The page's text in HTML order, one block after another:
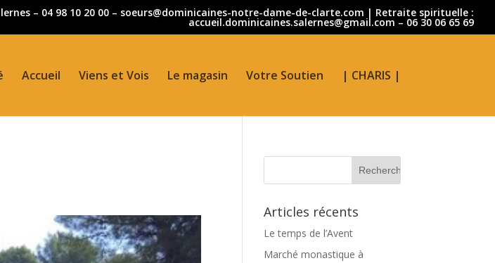
– 04 98 10 20 00 – soeurs@dominicaines-notre-dame-de-clarte.com | Retraite spirituelle :
accueil.dominicaines.salernes@gmail.com – 06 30 06 65 69
Accueil Viens et Vois Le magasin Votre Soutien | CHARIS |
Articles récents
Le temps de l’Avent
Marché monastique à